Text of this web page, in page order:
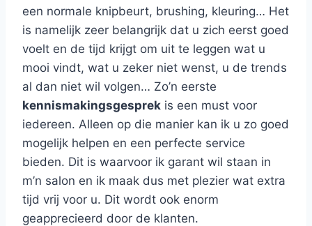
een normale knipbeurt, brushing, kleuring… Het
is namelijk zeer belangrijk dat u zich eerst goed
voelt en de tijd krijgt om uit te leggen wat u
mooi vindt, wat u zeker niet wenst, u de trends
al dan niet wil volgen… Zo’n eerste
kennismakingsgesprek is een must voor
iedereen. Alleen op die manier kan ik u zo goed
mogelijk helpen en een perfecte service
bieden. Dit is waarvoor ik garant wil staan in
m’n salon en ik maak dus met plezier wat extra
tijd vrij voor u. Dit wordt ook enorm
geapprecieerd door de klanten.